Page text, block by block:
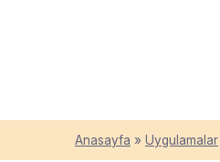
Anasayfa » Uygulamalar